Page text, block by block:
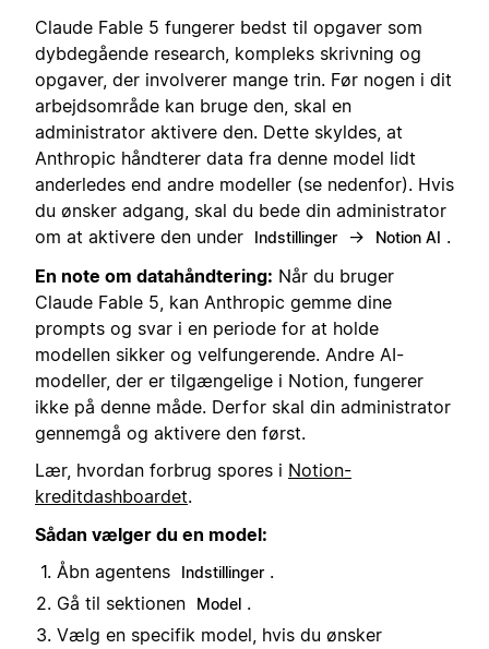
Claude Fable 5 fungerer bedst til opgaver som
dybdegående research, kompleks skrivning og
opgaver, der involverer mange trin. Før nogen i dit
arbejdsområde kan bruge den, skal en
administrator aktivere den. Dette skyldes, at
Anthropic håndterer data fra denne model lidt
anderledes end andre modeller (se nedenfor). Hvis
du ønsker adgang, skal du bede din administrator
om at aktivere den under
Indstillinger → Notion AI .
En note om datahåndtering: Når du bruger
Claude Fable 5, kan Anthropic gemme dine
prompts og svar i en periode for at holde
modellen sikker og velfungerende. Andre AI-
modeller, der er tilgængelige i Notion, fungerer
ikke på denne måde. Derfor skal din administrator
gennemgå og aktivere den først.
Lær, hvordan forbrug spores i Notion-
kreditdashboardet.
Sådan vælger du en model:
Åbn agentens
Indstillinger .
Gå til sektionen
Model .
Vælg en specifik model, hvis du ønsker